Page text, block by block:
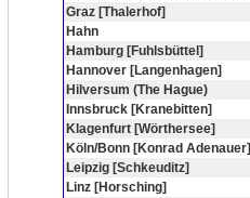
Graz [Thalerhof]
Hahn
Hamburg [Fuhlsbüttel]
Hannover [Langenhagen]
Hilversum (The Hague)
Innsbruck [Kranebitten]
Klagenfurt [Wörthersee]
Köln/Bonn [Konrad Adenauer]
Leipzig [Schkeuditz]
Linz [Horsching]